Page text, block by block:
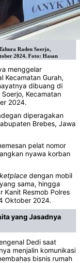
Raden Soerjo,
2024. Foto: Hasan
menggelar
Kecamatan Gurah,
dibuang di
Kecamatan
2024.
diperagakan
Brebes, Jawa
pelat nomor
nyawa korban
dengan mobil
sama, hingga
Kanit Resmob Polres
Oktober 2024.
yang Jasadnya
Dedi saat
menjalin komunikasi
bisnis rumah